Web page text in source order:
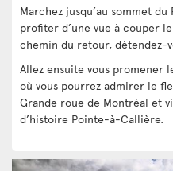
Marchez jusqu’au sommet
profiter d’une vue à couper
chemin du retour, détendez-
Allez ensuite vous promener
où vous pourrez admirer le
Grande roue de Montréal et
d’histoire Pointe-à-Callière.